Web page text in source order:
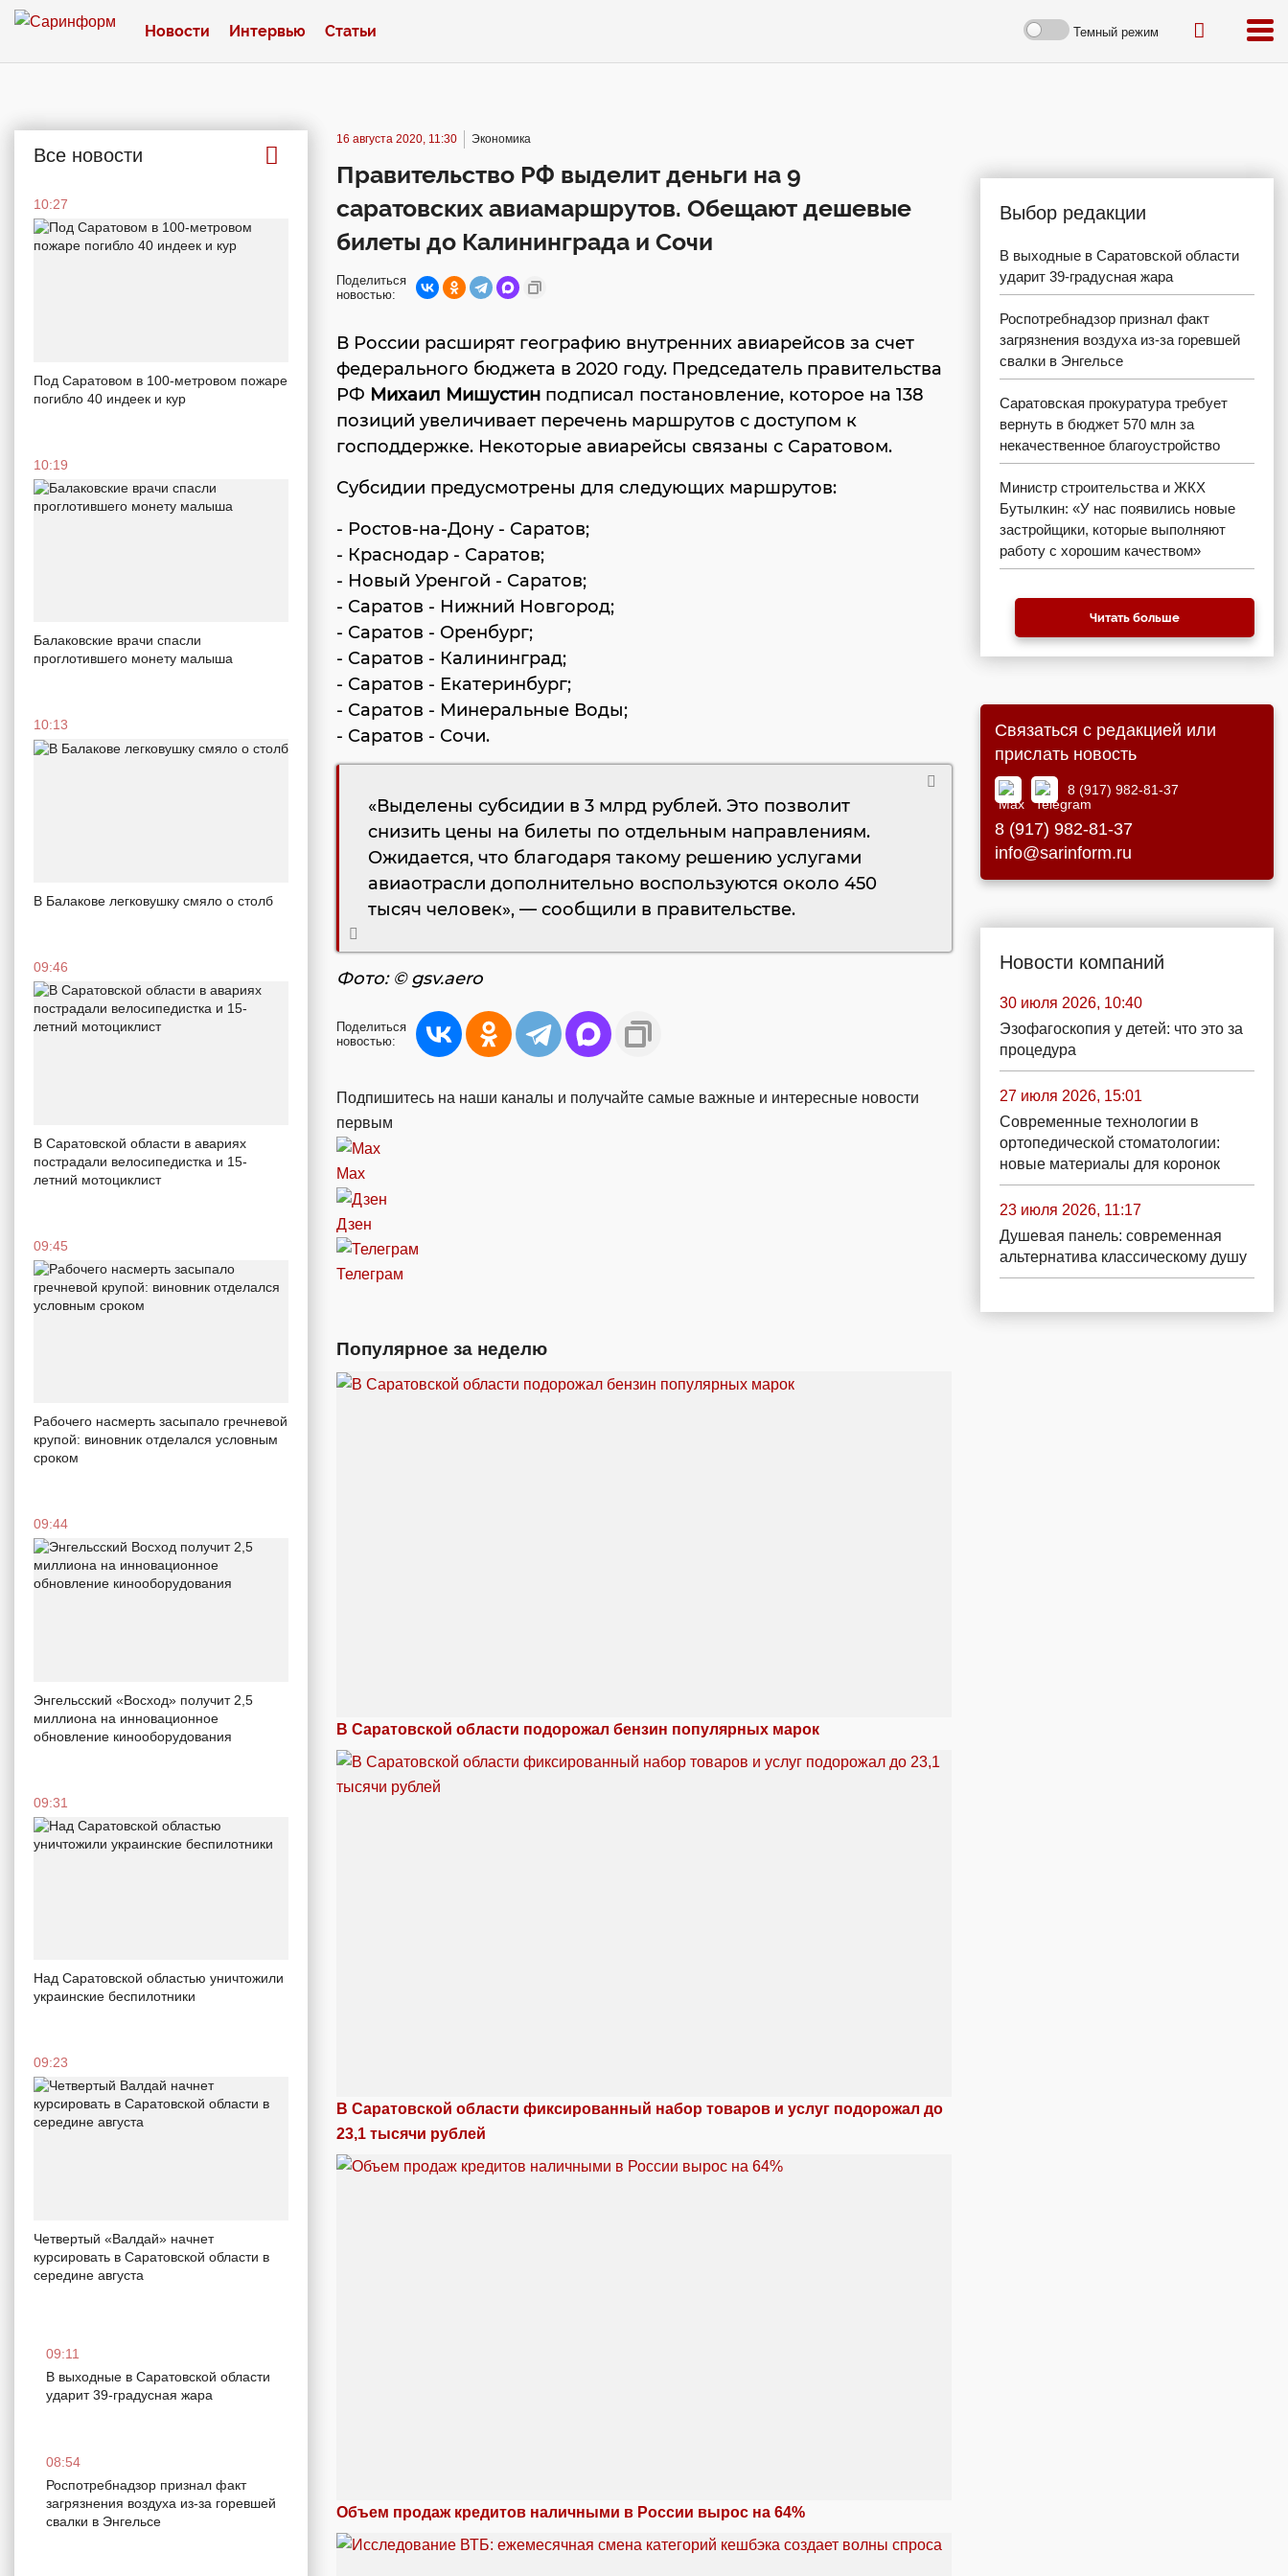
Новости Интервью Статьи Темный режим
Все новости
10:27
Под Саратовом в 100-метровом пожаре
погибло 40 индеек и кур
10:19
Балаковские врачи спасли
проглотившего монету малыша
10:13
В Балакове легковушку смяло о столб
09:46
В Саратовской области в авариях
пострадали велосипедистка и 15-
летний мотоциклист
09:45
Рабочего насмерть засыпало гречневой
крупой: виновник отделался условным
сроком
09:44
Энгельсский «Восход» получит 2,5
миллиона на инновационное
обновление кинооборудования
09:31
Над Саратовской областью уничтожили
украинские беспилотники
09:23
Четвертый «Валдай» начнет
курсировать в Саратовской области в
середине августа
09:11
В выходные в Саратовской области
ударит 39-градусная жара
08:54
Роспотребнадзор признал факт
загрязнения воздуха из-за горевшей
свалки в Энгельсе
16 августа 2020, 11:30 Экономика
Правительство РФ выделит деньги на 9
саратовских авиамаршрутов. Обещают дешевые
билеты до Калининграда и Сочи
Поделиться
новостью:
В России расширят географию внутренних авиарейсов за счет
федерального бюджета в 2020 году. Председатель правительства
РФ Михаил Мишустин подписал постановление, которое на 138
позиций увеличивает перечень маршрутов с доступом к
господдержке. Некоторые авиарейсы связаны с Саратовом.
Субсидии предусмотрены для следующих маршрутов:
- Ростов-на-Дону - Саратов;
- Краснодар - Саратов;
- Новый Уренгой - Саратов;
- Саратов - Нижний Новгород;
- Саратов - Оренбург;
- Саратов - Калининград;
- Саратов - Екатеринбург;
- Саратов - Минеральные Воды;
- Саратов - Сочи.
«Выделены субсидии в 3 млрд рублей. Это позволит
снизить цены на билеты по отдельным направлениям.
Ожидается, что благодаря такому решению услугами
авиаотрасли дополнительно воспользуются около 450
тысяч человек», — сообщили в правительстве.
Фото: © gsv.aero
Поделиться
новостью:
Подпишитесь на наши каналы и получайте самые важные и интересные новости
первым
Max
Дзен
Телеграм
Популярное за неделю
В Саратовской области подорожал бензин популярных марок
В Саратовской области фиксированный набор товаров и услуг подорожал до
23,1 тысячи рублей
Объем продаж кредитов наличными в России вырос на 64%
Выбор редакции
В выходные в Саратовской области
ударит 39-градусная жара
Роспотребнадзор признал факт
загрязнения воздуха из-за горевшей
свалки в Энгельсе
Саратовская прокуратура требует
вернуть в бюджет 570 млн за
некачественное благоустройство
Министр строительства и ЖКХ
Бутылкин: «У нас появились новые
застройщики, которые выполняют
работу с хорошим качеством»
Читать больше
Связаться с редакцией или
прислать новость
8 (917) 982-81-37
8 (917) 982-81-37
info@sarinform.ru
Новости компаний
30 июля 2026, 10:40
Эзофагоскопия у детей: что это за
процедура
27 июля 2026, 15:01
Современные технологии в
ортопедической стоматологии:
новые материалы для коронок
23 июля 2026, 11:17
Душевая панель: современная
альтернатива классическому душу